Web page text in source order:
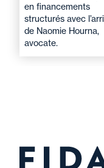
en financements
structurés avec
de Naomie Hourna,
avocate.